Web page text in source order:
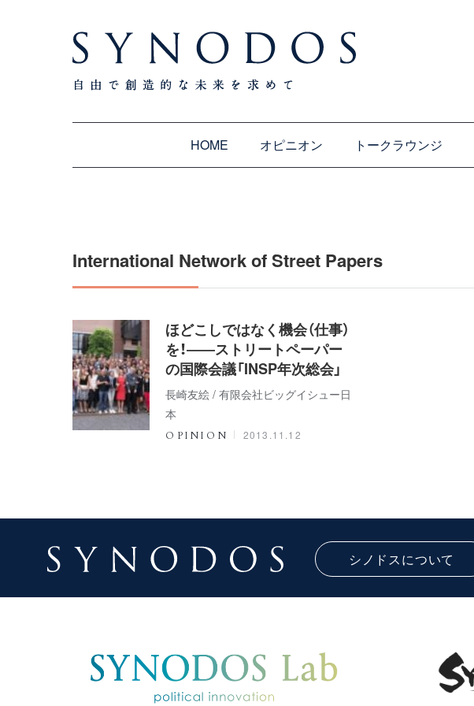
HOME オピニオン トークラウンジ
International Network of Street Papers
ほどこしではなく機会（仕事）
を！――ストリートペーパー
の国際会議「INSP年次総会」
長崎友絵 / 有限会社ビッグイシュー日
本
OPINION 2013.11.12
シノドスについて